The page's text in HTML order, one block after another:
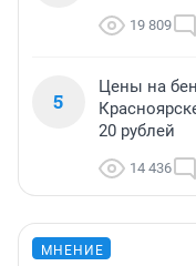
19 809
5
Цены на
20 рублей
14 436
МНЕНИЕ